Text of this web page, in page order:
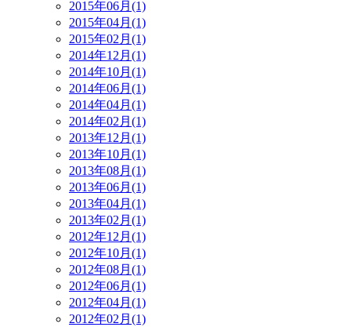
2015年06月(1)
2015年04月(1)
2015年02月(1)
2014年12月(1)
2014年10月(1)
2014年06月(1)
2014年04月(1)
2014年02月(1)
2013年12月(1)
2013年10月(1)
2013年08月(1)
2013年06月(1)
2013年04月(1)
2013年02月(1)
2012年12月(1)
2012年10月(1)
2012年08月(1)
2012年06月(1)
2012年04月(1)
2012年02月(1)